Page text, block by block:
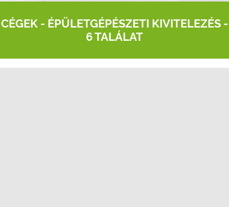
CÉGEK - ÉPÜLETGÉPÉSZETI KIVITELEZÉS -
6 TALÁLAT